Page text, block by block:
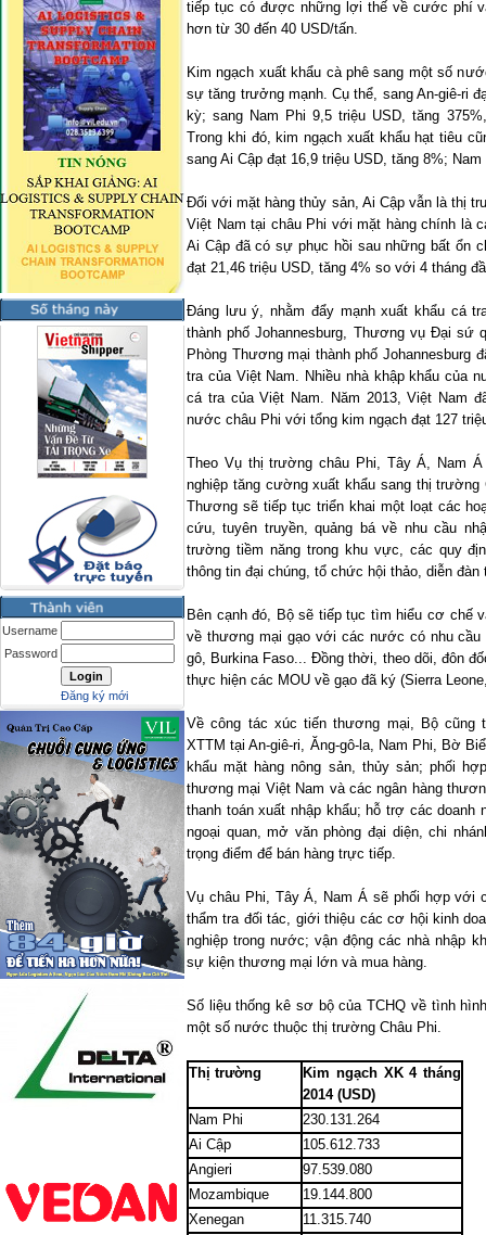
Username
Password
Đăng ký mới
tiếp tục có được những lợi thế về cước phí
hơn từ 30 đến 40 USD/tấn.
Kim ngạch xuất khẩu cà phê sang một số
sự tăng trưởng mạnh. Cụ thể, sang An-giê-ri
kỳ; sang Nam Phi 9,5 triệu USD, tăng
Trong khi đó, kim ngạch xuất khẩu hạt tiêu
sang Ai Cập đạt 16,9 triệu USD, tăng 8%;
Đối với mặt hàng thủy sản, Ai Cập vẫn là thị
Việt Nam tại châu Phi với mặt hàng chính là
Ai Cập đã có sự phục hồi sau những bất ổn
đạt 21,46 triệu USD, tăng 4% so với 4 tháng
Đáng lưu ý, nhằm đẩy mạnh xuất khẩu cá
thành phố Johannesburg, Thương vụ Đại sứ
Phòng Thương mại thành phố Johannesburg
tra của Việt Nam. Nhiều nhà khập khẩu của
cá tra của Việt Nam. Năm 2013, Việt Nam
nước châu Phi với tổng kim ngạch đạt
Theo Vụ thị trường châu Phi, Tây Á, Nam
nghiệp tăng cường xuất khẩu sang thị
Thương sẽ tiếp tục triển khai một loạt các
cứu, tuyên truyền, quảng bá về nhu cầu
trường tiềm năng trong khu vực, các quy
thông tin đại chúng, tổ chức hội thảo, diễn
Bên cạnh đó, Bộ sẽ tiếp tục tìm hiểu cơ chế
về thương mại gạo với các nước có nhu cầu
gô, Burkina Faso... Đồng thời, theo dõi, đôn
thực hiện các MOU về gạo đã ký (Sierra Leone
Về công tác xúc tiến thương mại, Bộ cũng
XTTM tại An-giê-ri, Ăng-gô-la, Nam Phi, Bờ
khẩu mặt hàng nông sản, thủy sản; phối
thương mại Việt Nam và các ngân hàng
thanh toán xuất nhập khẩu; hỗ trợ các
ngoại quan, mở văn phòng đại diện, chi
trọng điểm để bán hàng trực tiếp.
Vụ châu Phi, Tây Á, Nam Á sẽ phối hợp với
thẩm tra đối tác, giới thiệu các cơ hội kinh
nghiệp trong nước; vận động các nhà nhập
sự kiện thương mại lớn và mua hàng.
Số liệu thống kê sơ bộ của TCHQ về tình
một số nước thuộc thị trường Châu Phi.
Thị trường
Kim ngạch XK 4 tháng
2014 (USD)
Nam Phi
230.131.264
Ai Cập
105.612.733
Angieri
97.539.080
Mozambique
19.144.800
Xenegan
11.315.740